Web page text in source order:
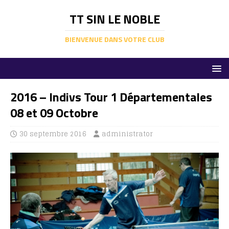
TT SIN LE NOBLE
BIENVENUE DANS VOTRE CLUB
2016 – Indivs Tour 1 Départementales
08 et 09 Octobre
30 septembre 2016 administrator